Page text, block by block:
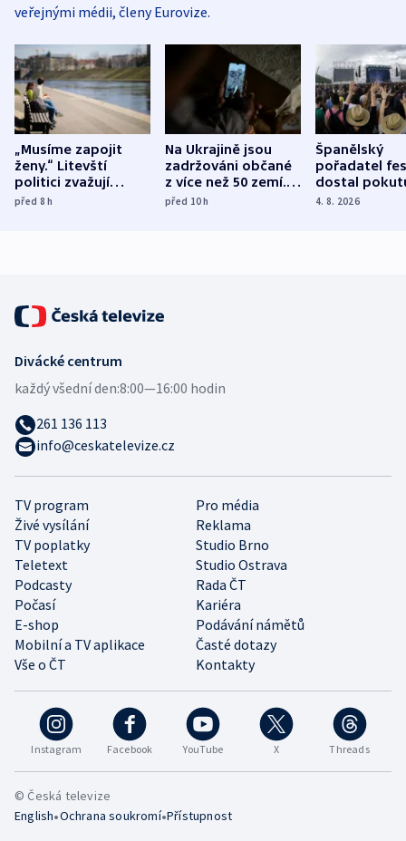
veřejnými médii, členy Eurovize.
„Musíme zapojit
ženy.“ Litevští
politici zvažují
dohodu o
před 8h
Na Ukrajině jsou
zadržováni občané
z více než 50 zemí.
Bojovali na straně
před 10h
Španělský
pořadatel
dostal
nekalé
4. 8. 2026
Instagram Facebook YouTube X Threads
TV program
Pro média
Živé vysílání
Reklama
TV poplatky
Studio Brno
Teletext
Studio Ostrava
Podcasty
Rada ČT
Počasí
Kariéra
E-shop
Podávání námětů
Mobilní a TV aplikace
Časté dotazy
Vše o ČT
Kontakty
Divácké centrum
každý všední den:8:00—16:00 hodin
261 136 113
info@ceskatelevize.cz
© Česká televize
English•Ochrana soukromí•Přístupnost